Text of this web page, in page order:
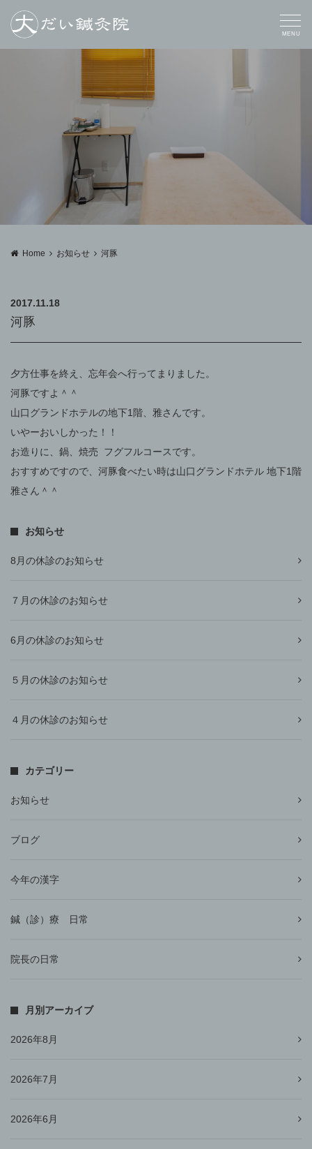
MENU
Home お知らせ 河豚
2017.11.18
河豚
夕方仕事を終え、忘年会へ行ってまりました。
河豚ですよ＾＾
山口グランドホテルの地下1階、雅さんです。
いやーおいしかった！！
お造りに、鍋、焼売 フグフルコースです。
おすすめですので、河豚食べたい時は山口グランドホテル 地下1階
雅さん＾＾
お知らせ
8月の休診のお知らせ
７月の休診のお知らせ
6月の休診のお知らせ
５月の休診のお知らせ
４月の休診のお知らせ
カテゴリー
お知らせ
ブログ
今年の漢字
鍼（診）療 日常
院長の日常
月別アーカイブ
2026年8月
2026年7月
2026年6月